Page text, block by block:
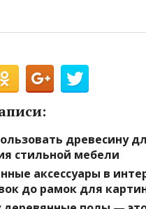
древесину
стильной мебели
аксессуары в
до рамок для